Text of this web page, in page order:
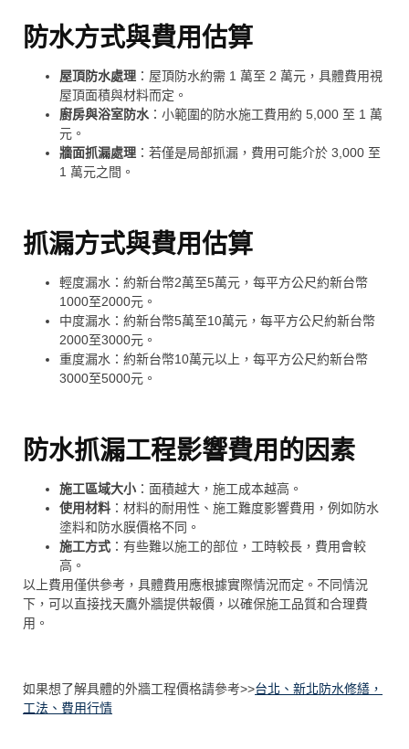
防水方式與費用估算
屋頂防水處理 ：屋頂防水約需 1 萬至 2 萬元，具體費用視
屋頂面積與材料而定。
廚房與浴室防水 ：小範圍的防水施工費用約 5,000 至 1 萬
元。
牆面抓漏處理 ：若僅是局部抓漏，費用可能介於 3,000 至
1 萬元之間。
抓漏方式與費用估算
輕度漏水：約新台幣2萬至5萬元，每平方公尺約新台幣
1000至2000元。
中度漏水：約新台幣5萬至10萬元，每平方公尺約新台幣
2000至3000元。
重度漏水：約新台幣10萬元以上，每平方公尺約新台幣
3000至5000元。
防水抓漏工程影響費用的因素
施工區域大小 ：面積越大，施工成本越高。
使用材料 ：材料的耐用性、施工難度影響費用，例如防水
塗料和防水膜價格不同。
施工方式 ：有些難以施工的部位，工時較長，費用會較
高。
以上費用僅供參考，具體費用應根據實際情況而定。不同情況
下，可以直接找天鷹外牆提供報價，以確保施工品質和合理費
用。
如果想了解具體的外牆工程價格請參考>>台北、新北防水修繕，
工法、費用行情